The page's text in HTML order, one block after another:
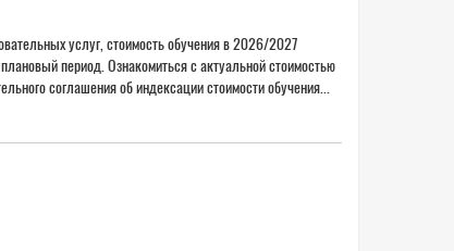
услуг, стоимость обучения в 2026/2027
период. Ознакомиться с актуальной стоимостью
соглашения об индексации стоимости обучения...